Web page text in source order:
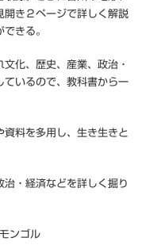
開き２ページで詳しく解説
きる。
化、歴史、産業、政治・
ているので、教科書から一
料を多用し、生き生きと
・経済などを詳しく掘り
ンゴル